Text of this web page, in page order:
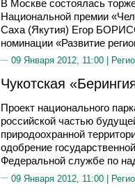
В Москве состоялась
Национальной премии
Саха (Якутия) Егор
номинации «Развитие
09 Января 2012, 11:00 |
Чукотская
Проект национального
российской частью
природоохранной
одобрение
Федеральной службе по
09 Января 2012, 11:00 |